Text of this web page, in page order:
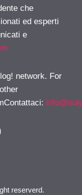
che
ed esperti
e
network. For
:
reserverd.